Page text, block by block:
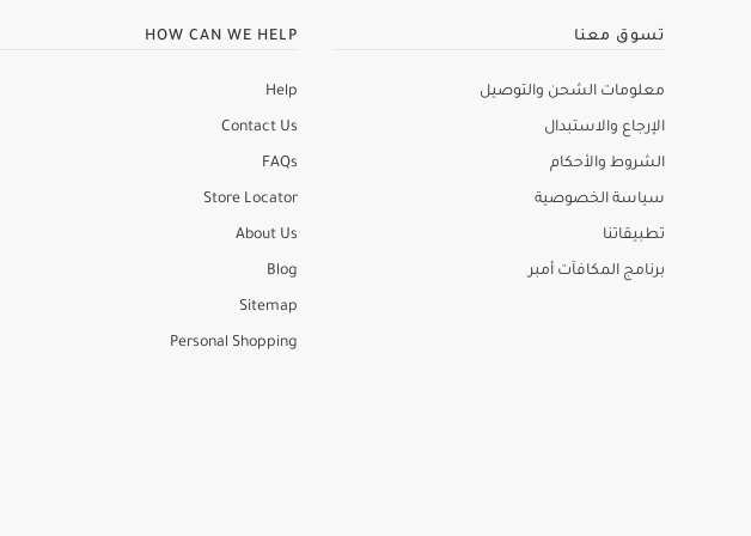
تسوق معنا
معلومات الشحن والتوصيل
الإرجاع والاستبدال
الشروط والأحكام
سياسة الخصوصية
تطبيقاتنا
برنامج المكافآت أمبر
HOW CAN WE HELP
Help
Contact Us
FAQs
Store Locator
About Us
Blog
Sitemap
Personal Shopping